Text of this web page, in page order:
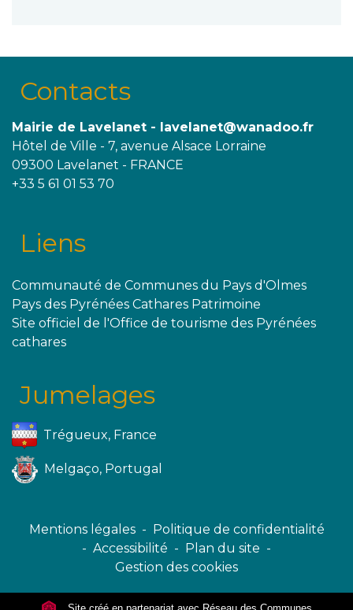
Contacts
Mairie de Lavelanet - lavelanet@wanadoo.fr
Hôtel de Ville - 7, avenue Alsace Lorraine
09300 Lavelanet - FRANCE
+33 5 61 01 53 70
Liens
Communauté de Communes du Pays d'Olmes
Pays des Pyrénées Cathares Patrimoine
Site officiel de l'Office de tourisme des Pyrénées
cathares
Jumelages
Trégueux, France
Melgaço, Portugal
Mentions légales - Politique de confidentialité
- Accessibilité - Plan du site -
Gestion des cookies